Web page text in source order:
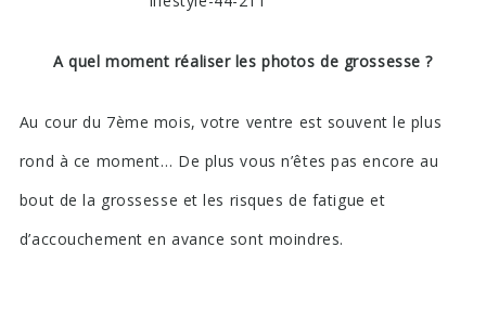
A quel moment réaliser les photos de grossesse ?
Au cour du 7ème mois, votre ventre est souvent le plus
rond à ce moment… De plus vous n’êtes pas encore au
bout de la grossesse et les risques de fatigue et
d’accouchement en avance sont moindres.